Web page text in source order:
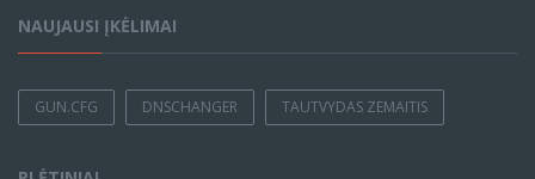
NAUJAUSI ĮKĖLIMAI
GUN.CFG DNSCHANGER TAUTVYDAS ZEMAITIS